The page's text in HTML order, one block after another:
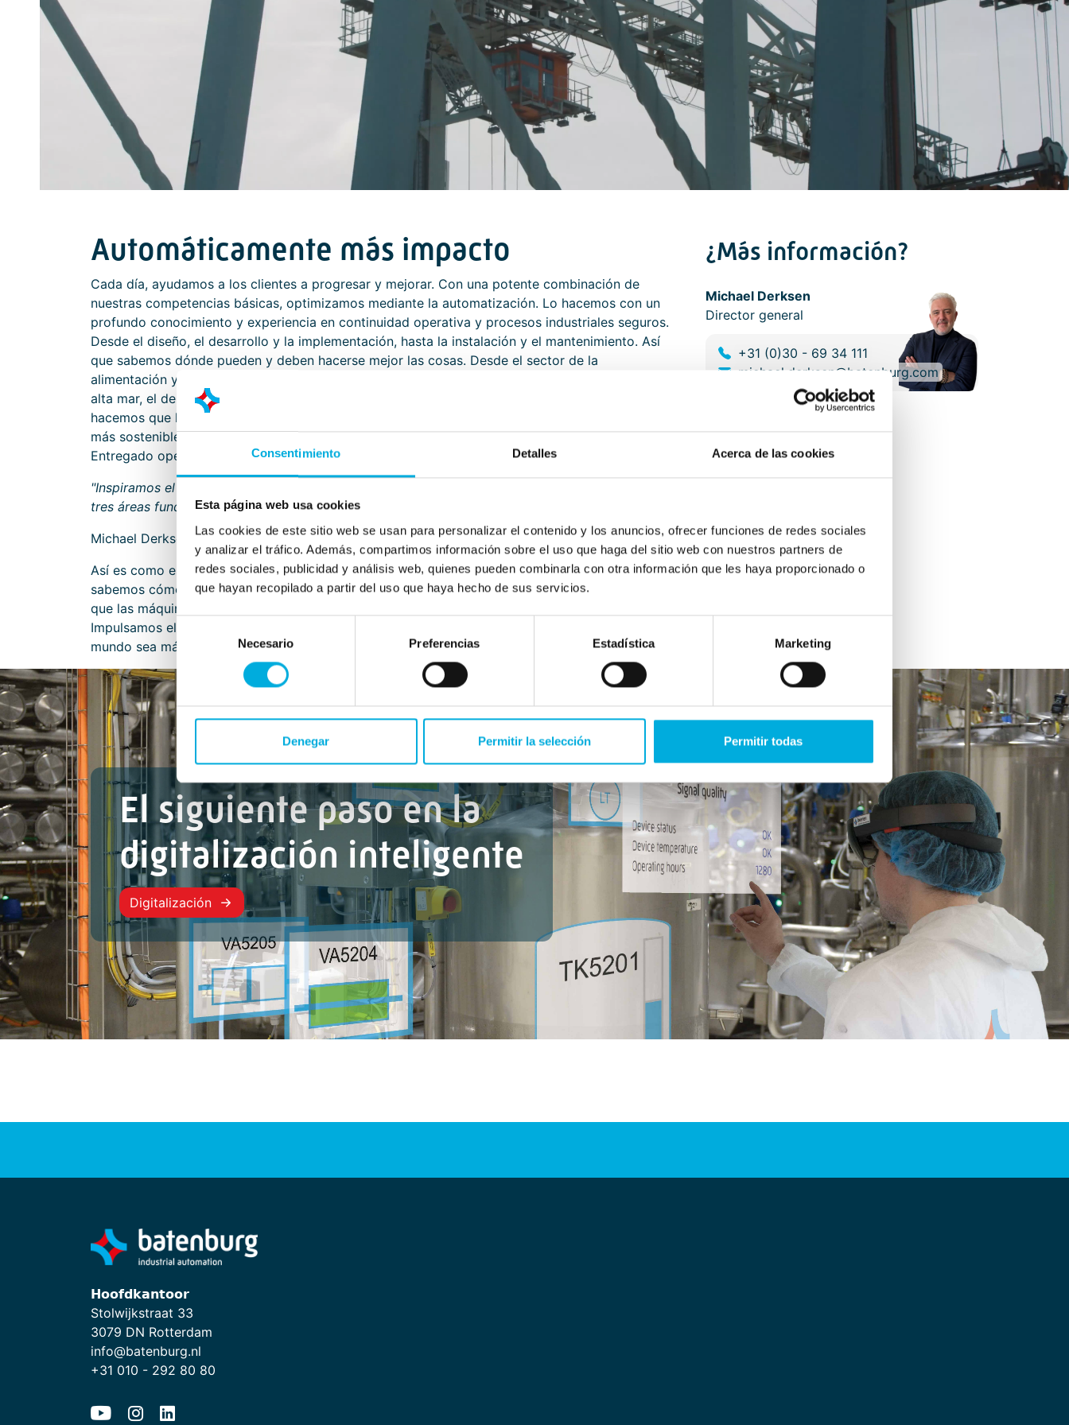
Consentimiento Detalles Acerca de las cookies
Esta página web usa cookies
Las cookies de este sitio web se usan para personalizar el contenido y los anuncios, ofrecer funciones de redes sociales
y analizar el tráfico. Además, compartimos información sobre el uso que haga del sitio web con nuestros partners de
redes sociales, publicidad y análisis web, quienes pueden combinarla con otra información que les haya proporcionado o
que hayan recopilado a partir del uso que haya hecho de sus servicios.
de
consentimiento
Necesario Preferencias Estadística Marketing
Denegar Permitir la selección Permitir todas
Automáticamente más impacto
Cada día, ayudamos a los clientes a progresar y mejorar. Con una potente combinación de
nuestras competencias básicas, optimizamos mediante la automatización. Lo hacemos con un
profundo conocimiento y experiencia en continuidad operativa y procesos industriales seguros.
Desde el diseño, el desarrollo y la implementación, hasta la instalación y el mantenimiento. Así
que sabemos dónde pueden y deben hacerse mejor las cosas. Desde el sector de la
alimentación y las bebidas hasta el de la ingeniería mecánica, pasando por el marítimo y el de
alta mar, el del petróleo y el gas, el del agua y las infraestructuras, el químico y el farmacéutico,
hacemos que los procesos sean más eficaces, más económicos, más seguros y, sobre todo,
más sostenibles. Junto con nuestros clientes y socios, desarrollamos nuevas tecnologías.
Entregado operacionalmente. Claro, listo y escalable.
"Inspiramos el talento emergente, nos desafiamos a innovar constantemente, centrándonos en
tres áreas fundamentales: inteligencia de datos, robots y visión y ciberseguridad industrial."
Michael Derksen, Director de División
Así es como estabilizamos las instalaciones en el mar, hacemos que las esclusas fluyan mejor,
sabemos cómo purificar el agua de forma más limpia, hacemos que el ciber sea más seguro,
que las máquinas sean más eficientes y que el hombre y la máquina trabajen mejor juntos.
Impulsamos el progreso en todos los frentes y, al hacerlo, a nuestra manera, hacemos que el
mundo sea más sostenible poco a poco.
¿Más información?
Michael Derksen
Director general
+31 (0)30 - 69 34 111
michael.derksen@batenburg.com
El siguiente paso en la
digitalización inteligente
Digitalización
𝗛𝗼𝗼𝗳𝗱𝗸𝗮𝗻𝘁𝗼𝗼𝗿
Stolwijkstraat 33
3079 DN Rotterdam
info@batenburg.nl
+31 010 - 292 80 80